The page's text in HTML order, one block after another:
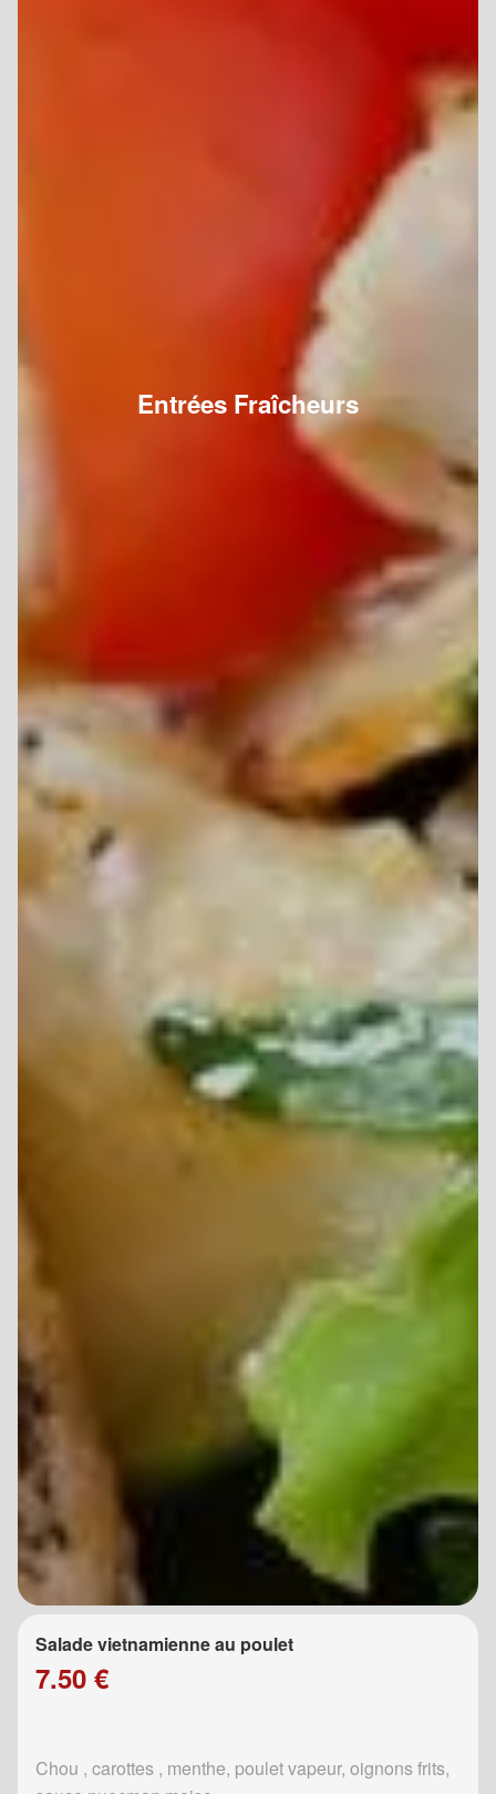
Entrées Fraîcheurs
Salade vietnamienne au poulet
7.50 €
Chou , carottes , menthe, poulet vapeur, oignons frits,